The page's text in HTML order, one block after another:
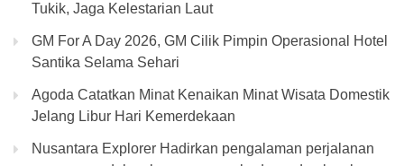
Tukik, Jaga Kelestarian Laut
GM For A Day 2026, GM Cilik Pimpin Operasional Hotel
Santika Selama Sehari
Agoda Catatkan Minat Kenaikan Minat Wisata Domestik
Jelang Libur Hari Kemerdekaan
Nusantara Explorer Hadirkan pengalaman perjalanan